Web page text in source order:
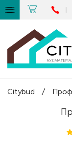
Citybud /